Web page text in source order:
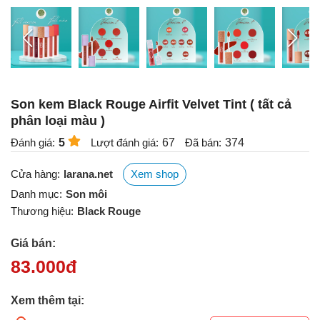
Son kem Black Rouge Airfit Velvet Tint ( tất cả
phân loại màu )
Đánh giá: 5 Lượt đánh giá: 67 Đã bán: 374
Cửa hàng: larana.net
Xem shop
Danh mục: Son môi
Thương hiệu: Black Rouge
Giá bán:
83.000đ
Xem thêm tại: